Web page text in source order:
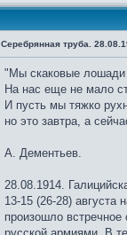
Серебрянная труба.
"Мы скаковые лошади
На нас еще не мало
И пусть мы тяжко
но это завтра, а
А. Дементьев.
28.08.1914.
13-15 (26-28) августа
произошло